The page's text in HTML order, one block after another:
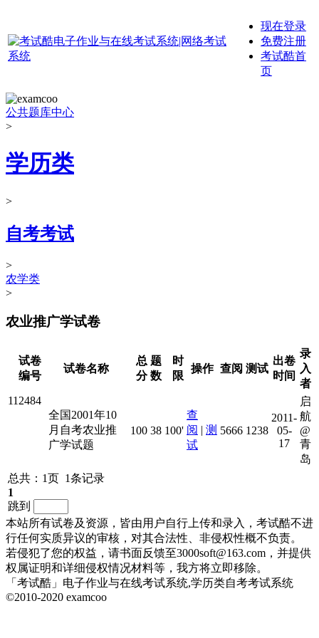
现在登录
免费注册
考试酷首
页
公共题库中心
>
学历类
>
自考考试
>
农学类
>
农业推广学试卷
试卷
编号
试卷名称
总
分
题
数
时
限
操作 查阅 测试
出卷
时间
录
入
者
112484
全国2001年10
月自考农业推
广学试题
100 38 100'
查
阅 | 测
试
5666 1238
2011-
05-
17
启
航
@
青
岛
总共：1页 1条记录
1
跳到
本站所有试卷及资源，皆由用户自行上传和录入，考试酷不进
行任何实质异议的审核，对其合法性、非侵权性概不负责。
若侵犯了您的权益，请书面反馈至3000soft@163.com，并提供
权属证明和详细侵权情况材料等，我方将立即移除。
「考试酷」电子作业与在线考试系统,学历类自考考试系统
©2010-2020 examcoo